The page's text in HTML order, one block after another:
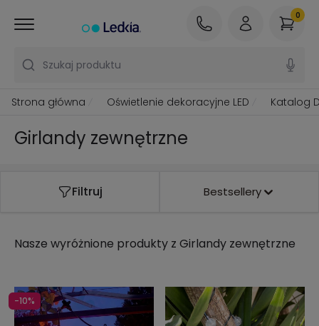
Szukaj produktu
0
Strona główna Oświetlenie dekoracyjne LED Katalog
Girlandy zewnętrzne
Filtruj Bestsellery
Nasze wyróżnione produkty z Girlandy zewnętrzne
-10%